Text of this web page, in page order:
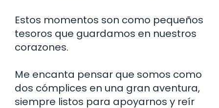
Estos momentos son como pequeños
tesoros que guardamos en nuestros
corazones.
Me encanta pensar que somos como
dos cómplices en una gran aventura,
siempre listos para apoyarnos y reír